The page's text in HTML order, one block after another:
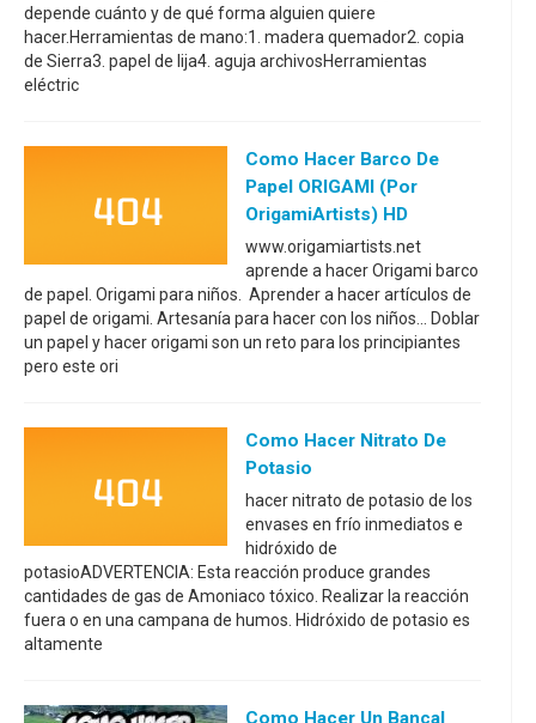
depende cuánto y de qué forma alguien quiere
hacer.Herramientas de mano:1. madera quemador2. copia
de Sierra3. papel de lija4. aguja archivosHerramientas
eléctric
Como Hacer Barco De
Papel ORIGAMI (por
OrigamiArtists) HD
www.origamiartists.net
aprende a hacer Origami barco
de papel. Origami para niños. Aprender a hacer artículos de
papel de origami. Artesanía para hacer con los niños... Doblar
un papel y hacer origami son un reto para los principiantes
pero este ori
Como Hacer Nitrato De
Potasio
hacer nitrato de potasio de los
envases en frío inmediatos e
hidróxido de
potasioADVERTENCIA: Esta reacción produce grandes
cantidades de gas de Amoniaco tóxico. Realizar la reacción
fuera o en una campana de humos. Hidróxido de potasio es
altamente
Como Hacer Un Bancal